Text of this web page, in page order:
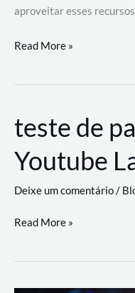
aproveitar esses
GitHub
revoluciona
de
trabalho
com
a
workflows
Read More »
teste de
Youtube
Deixe um comentário/
teste
palyer
Read More »